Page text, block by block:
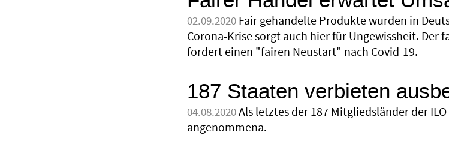
02.09.2020 Fair gehandelte Produkte wurden in
Corona-Krise sorgt auch hier für Ungewissheit.
fordert einen "fairen Neustart" nach Covid-19.
187 Staaten verbieten
04.08.2020Als letztes der 187 Mitgliedsländer der
angenommena.